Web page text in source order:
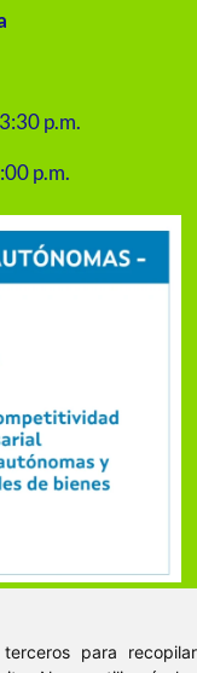
para recopilar
p.m.
p.m.